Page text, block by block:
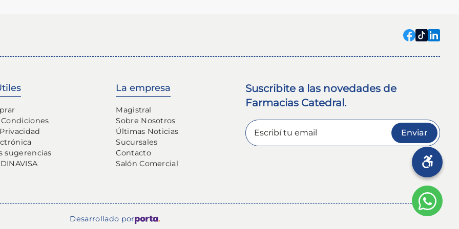
sugerencias
La empresa
Magistral
Sobre Nosotros
Últimas Noticias
Sucursales
Contacto
Salón Comercial
Suscribite a las novedades de
Farmacias Catedral.
Enviar
Desarrollado por